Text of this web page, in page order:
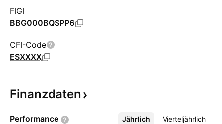
FIGI
BBG000BQSPP6
CFI-Code
ESXXXX
Finanzdaten
Performance Jährlich Vierteljährlich
Mehr